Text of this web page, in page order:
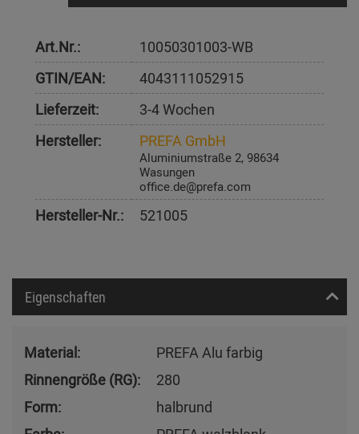
Art.Nr.:
10050301003-WB
GTIN/EAN:
4043111052915
Lieferzeit:
3-4 Wochen
Hersteller:
PREFA GmbH
Aluminiumstraße 2, 98634
Wasungen
office.de@prefa.com
Hersteller-Nr.: 521005
Eigenschaften
Material:
PREFA Alu farbig
Rinnengröße (RG):
280
Form:
halbrund